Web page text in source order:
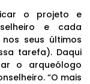
o projeto e
e cada
seus últimos
tarefa). Daqui
o arqueólogo
“O mais